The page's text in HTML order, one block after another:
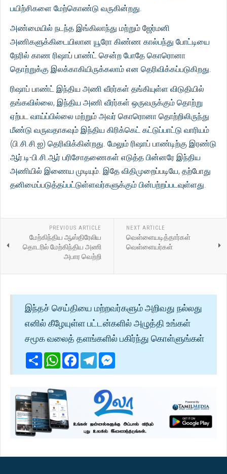
பயிற்சிகளை மேற்கொண்டு வருகின்றது.
அண்மையில் நடந்த இங்கிலாந்து மற்றும் ஜேர்மனி
அணிகளுக்கிடையிலான யூரோ கிண்ண கால்பந்து போட்டியை
நேரில் காண ரிஷாப் பாண்ட் சென்ற போதே கொரொனா
தொற்றுக்கு இலக்காகியிருக்கலாம் என தெரிவிக்கப்படுகிறது.
ரிஷாப் பாண்ட் இந்திய அணி வீரர்கள் தங்கியுள்ள விடுதியில்
தங்கவில்லை, இந்திய அணி வீரர்கள் ஒருவருக்கும் தொற்று
ஏற்பட வாய்ப்பில்லை மற்றும் அவர் கொரொனா தொற்றிலிருந்து
மீண்டு வருவதாகவும் இந்திய கிரிக்கெட் கட்டுப்பாட்டு வாரியம்
(பி.சி.சி.ஐ) தெரிவிக்கின்றது. மேலும் ரிஷாப் பாண்டிற்கு இரண்டு
ஆர்.டி-பி.சி.ஆர் பரிசோதணைகள் எடுத்த பின்னரே இந்திய
அணியில் இணைய முடியும். இதே விதிமுறைப்படியே, தற்போது
தனிமைப்படுத்தப்பட்டுள்ளவர்களுக்கும் பின்பற்றப்படவுள்ளது.
PREVIOUS ARTICLE
மேற்கிந்திய ஆஸ்திரேலிய
தொடரில் மேற்கிந்திய அணி
அபார வெற்றி
NEXT ARTICLE
வெள்ளையடித்தார்கள்
வெள்ளையர்கள்
இந்தச் செய்தியை மற்றவர்களும் அறிவது நல்லது
எனில் கீழேயுள்ள பட்டன்களில் அழுத்தி உங்கள்
சமூக வலைத் தளங்களில் பகிர்ந்து கொள்ளுங்கள்
ShareWhatsApp
Facebook
Telegram